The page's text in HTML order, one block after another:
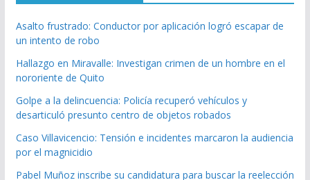
Asalto frustrado: Conductor por aplicación logró escapar de
un intento de robo
Hallazgo en Miravalle: Investigan crimen de un hombre en el
nororiente de Quito
Golpe a la delincuencia: Policía recuperó vehículos y
desarticuló presunto centro de objetos robados
Caso Villavicencio: Tensión e incidentes marcaron la audiencia
por el magnicidio
Pabel Muñoz inscribe su candidatura para buscar la reelección